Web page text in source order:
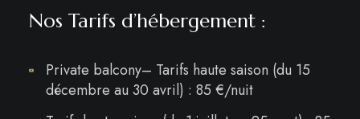
Nos Tarifs d’hébergement :
Private balcony– Tarifs haute saison (du 15
décembre au 30 avril) : 85 €/nuit